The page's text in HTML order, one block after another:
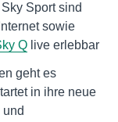
Sport sind
sowie
Q live erlebbar
geht es
in ihre neue